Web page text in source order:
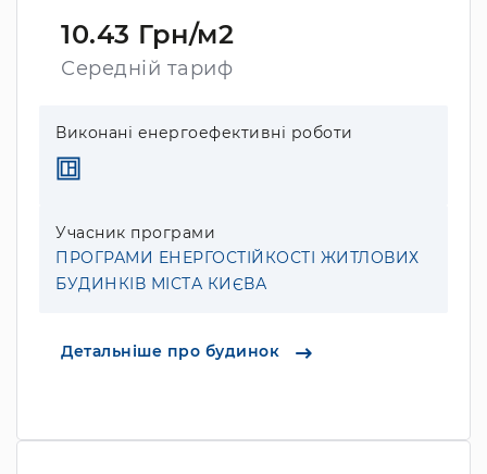
10.43 Грн/м2
Середній тариф
Виконані енергоефективні роботи
Учасник програми
ПРОГРАМИ ЕНЕРГОСТІЙКОСТІ ЖИТЛОВИХ
БУДИНКІВ МІСТА КИЄВА
Детальніше про будинок